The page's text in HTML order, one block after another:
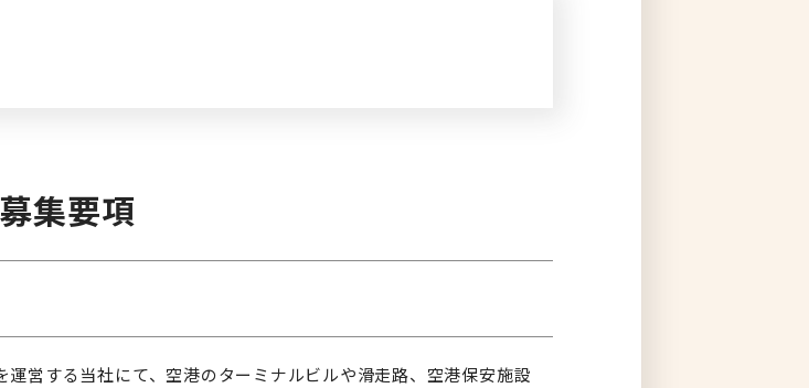
募集要項
運営する当社にて、空港のターミナルビルや滑走路、空港保安施設